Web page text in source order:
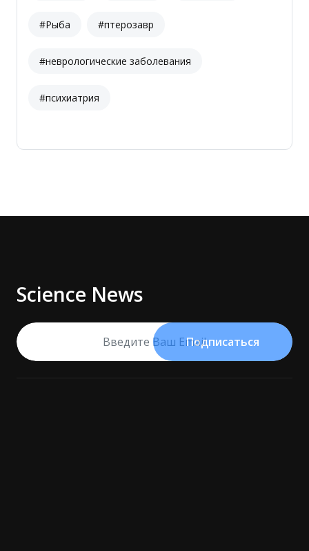
#Рыба #птерозавр
#неврологические заболевания
#психиатрия
Science News
Подписаться